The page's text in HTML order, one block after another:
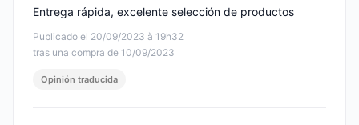
Publicado el 20/09/2023 à 19h32
tras una compra de 10/09/2023
Entrega rápida, excelente selección de productos
Opinión traducida